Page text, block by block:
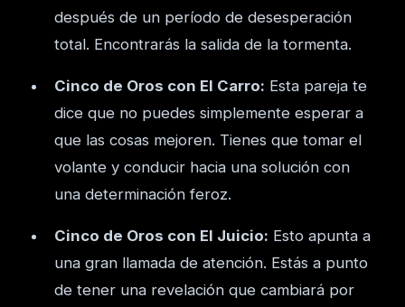
después de un período de desesperación
total. Encontrarás la salida de la tormenta.
Cinco de Oros con El Carro: Esta pareja te
dice que no puedes simplemente esperar a
que las cosas mejoren. Tienes que tomar el
volante y conducir hacia una solución con
una determinación feroz.
Cinco de Oros con El Juicio: Esto apunta a
una gran llamada de atención. Estás a punto
de tener una revelación que cambiará por